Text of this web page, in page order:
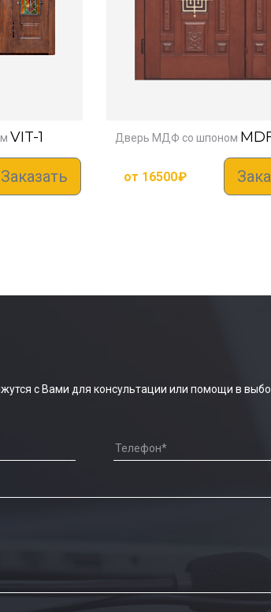
VIT-1
Заказать
Дверь МДФ со шпоном
от 16500₽
с Вами для консультации или помощи в